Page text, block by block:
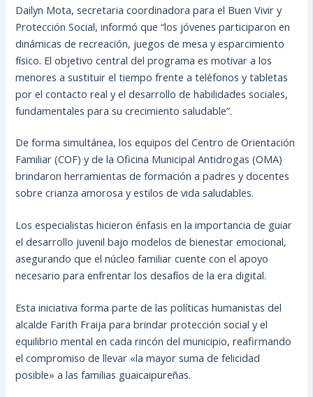
Dailyn Mota, secretaria coordinadora para el Buen Vivir y
Protección Social, informó que “los jóvenes participaron en
dinámicas de recreación, juegos de mesa y esparcimiento
físico. El objetivo central del programa es motivar a los
menores a sustituir el tiempo frente a teléfonos y tabletas
por el contacto real y el desarrollo de habilidades sociales,
fundamentales para su crecimiento saludable”.
De forma simultánea, los equipos del Centro de Orientación
Familiar (COF) y de la Oficina Municipal Antidrogas (OMA)
brindaron herramientas de formación a padres y docentes
sobre crianza amorosa y estilos de vida saludables.
Los especialistas hicieron énfasis en la importancia de guiar
el desarrollo juvenil bajo modelos de bienestar emocional,
asegurando que el núcleo familiar cuente con el apoyo
necesario para enfrentar los desafíos de la era digital.
Esta iniciativa forma parte de las políticas humanistas del
alcalde Farith Fraija para brindar protección social y el
equilibrio mental en cada rincón del municipio, reafirmando
el compromiso de llevar «la mayor suma de felicidad
posible» a las familias guaicaipureñas.